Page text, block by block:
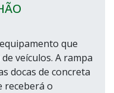
que
veículos. A rampa
docas de concreta
receberá o